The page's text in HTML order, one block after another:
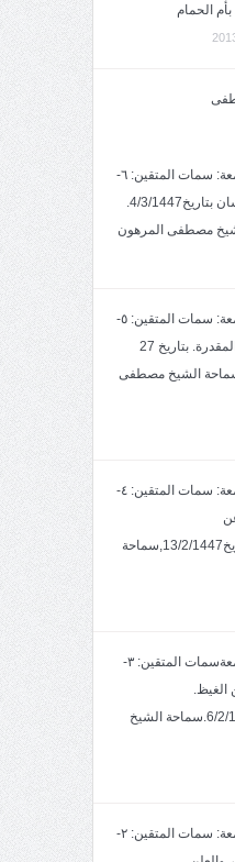
الحمام
خطبة الجمعة: سمات المتقين: ٦-
عمل الإحسان بتاريخ4/3/1447.
مصطفى المرهون
خطبة الجمعة: سمات المتقين: ٥-
العفو عند المقدرة. بتاريخ 27
سماحة الشيخ مصطفى
خطبة الجمعة: سمات المتقين: ٤-
الناس.بتاريخ13/2/1447,سماحة
خطبة الجمعةسمات المتقين: ٣-
الغيظ.
بتاريخ6/2/1447.سماحة الشيخ
خطبة الجمعة: سمات المتقين: ٢-